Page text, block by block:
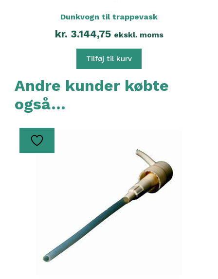
Dunkvogn til trappevask
kr. 3.144,75 ekskl. moms
Tilføj til kurv
Andre kunder købte
også…